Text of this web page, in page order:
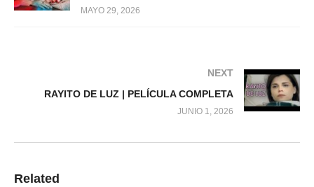
MAYO 29, 2026
NEXT
RAYITO DE LUZ | PELÍCULA COMPLETA
JUNIO 1, 2026
Related